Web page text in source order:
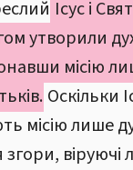
Ісус і
утворили
місію
Оскільки
місію лише
віруючі